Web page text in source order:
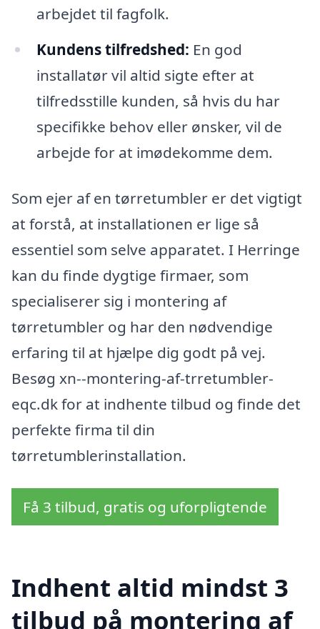
arbejdet til fagfolk.
Kundens tilfredshed: En god
installatør vil altid sigte efter at
tilfredsstille kunden, så hvis du har
specifikke behov eller ønsker, vil de
arbejde for at imødekomme dem.
Som ejer af en tørretumbler er det vigtigt
at forstå, at installationen er lige så
essentiel som selve apparatet. I Herringe
kan du finde dygtige firmaer, som
specialiserer sig i montering af
tørretumbler og har den nødvendige
erfaring til at hjælpe dig godt på vej.
Besøg xn--montering-af-trretumbler-
eqc.dk for at indhente tilbud og finde det
perfekte firma til din
tørretumblerinstallation.
Få 3 tilbud, gratis og uforpligtende
Indhent altid mindst 3
tilbud på montering af